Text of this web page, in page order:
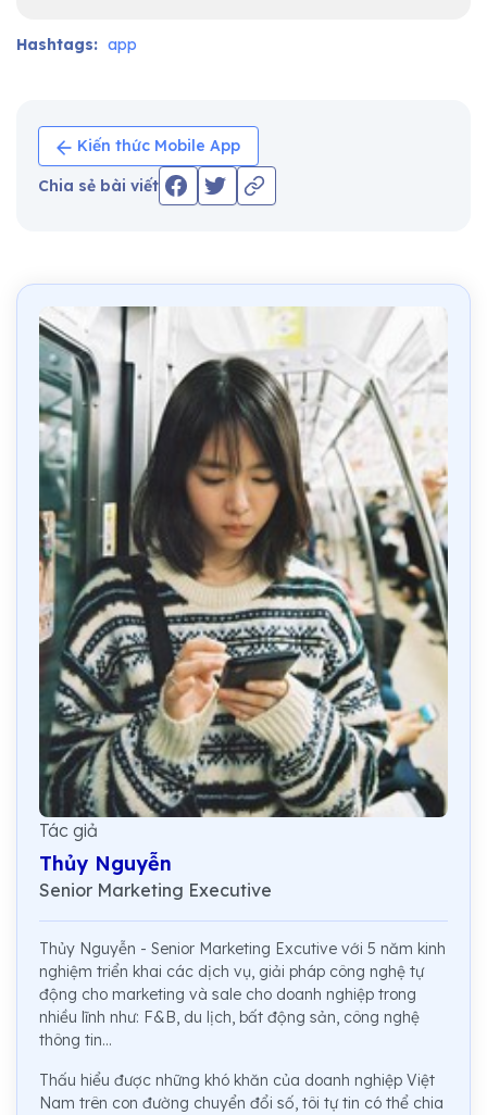
Hashtags: app
Kiến thức Mobile App
Chia sẻ bài viết
Tác giả
Thủy Nguyễn
Senior Marketing Executive
Thủy Nguyễn - Senior Marketing Excutive với 5 năm kinh
nghiệm triển khai các dịch vụ, giải pháp công nghệ tự
động cho marketing và sale cho doanh nghiệp trong
nhiều lĩnh như: F&B, du lịch, bất động sản, công nghệ
thông tin...
Thấu hiểu được những khó khăn của doanh nghiệp Việt
Nam trên con đường chuyển đổi số, tôi tự tin có thể chia